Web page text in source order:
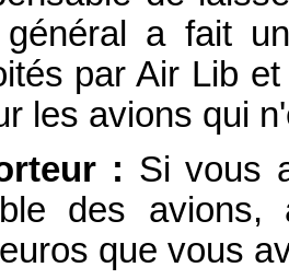
général a fait
par Air Lib
les avions qui
: Si vous
des avions,
que vous